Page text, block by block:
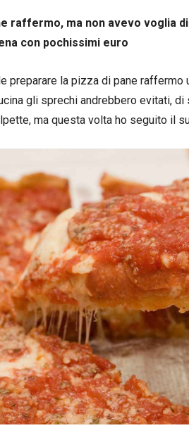
raffermo, ma non avevo voglia
con pochissimi euro
preparare la pizza di pane
gli sprechi andrebbero evitati,
ma questa volta ho seguito il